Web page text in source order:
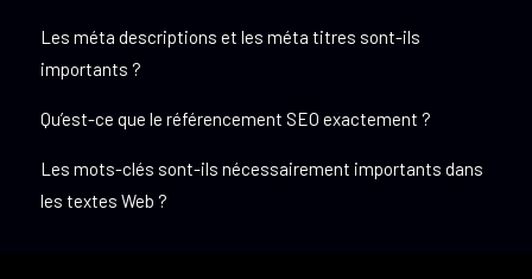
Les méta descriptions et les méta titres sont-ils
importants ?
Qu’est-ce que le référencement SEO exactement ?
Les mots-clés sont-ils nécessairement importants dans
les textes Web ?